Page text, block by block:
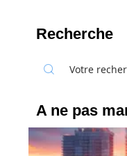
Recherche
A ne pas